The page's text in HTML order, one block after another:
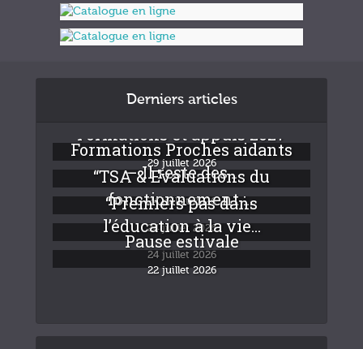
Derniers articles
Formations et appuis 2027
29 juillet 2026
Formations Proches aidants
– Il reste des...
24 juillet 2026
“TSA & Evaluations du
fonctionnement :...
24 juillet 2026
“Premiers pas dans
l’éducation à la vie...
24 juillet 2026
Pause estivale
22 juillet 2026